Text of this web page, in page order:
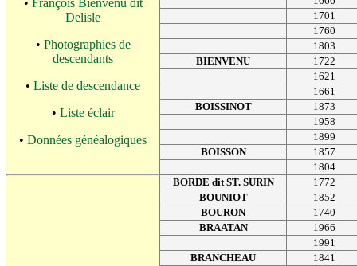
• François Bienvenu dit
Delisle
• Photographies de
descendants
• Liste de descendance
• Liste éclair
• Données généalogiques
1701
1760
1803
BIENVENU
1722
1621
1661
BOISSINOT
1873
1958
1899
BOISSON
1857
1804
BORDE dit ST. SURIN
1772
BOUNIOT
1852
BOURON
1740
BRAATAN
1966
1991
BRANCHEAU
1841